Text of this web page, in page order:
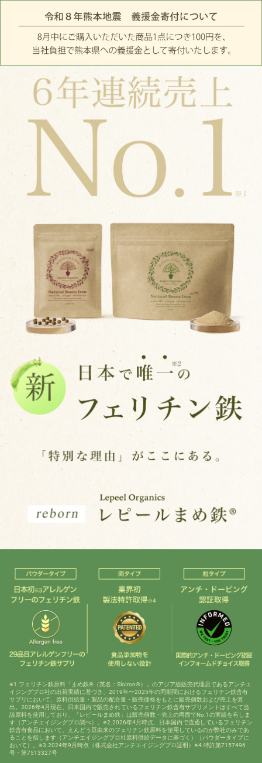
※1.フェリチン鉄原料「まめ鉄®（英名：SloIron®）」のアジア総販売代理店であるアンチエ
イジングプロ社の出荷実績に基づき、2019年〜2025年の同期間におけるフェリチン鉄含有
サプリにおいて、原料供給量・製品の配合量・販売価格をもとに販売個数および売上を算
出。2026年4月現在、日本国内で販売されているフェリチン鉄含有サプリメントはすべて当
該原料を使用しており、「レピールまめ鉄」は販売個数・売上の両面でNo.1の実績を有しま
す（アンチエイジングプロ調べ）。※2.2026年4月時点、日本国内で流通しているフェリチン
鉄含有食品において、えんどう豆由来のフェリチン鉄原料を使用しているのが弊社のみであ
ることを指します（アンチエイジングプロ社原料供給データに基づく）（パウダータイプに
おいて）。※3.2024年9月時点（株式会社アンチエイジングプロ証明）※4.特許第7157496
号・第7513327号